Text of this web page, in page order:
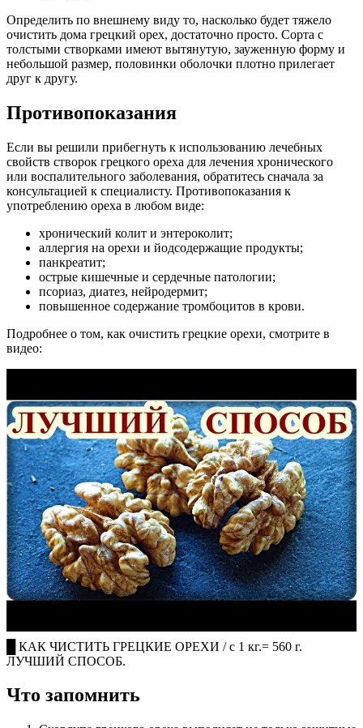
Определить по внешнему виду то, насколько будет тяжело
очистить дома грецкий орех, достаточно просто. Сорта с
толстыми створками имеют вытянутую, зауженную форму и
небольшой размер, половинки оболочки плотно прилегает
друг к другу.
Противопоказания
Если вы решили прибегнуть к использованию лечебных
свойств створок грецкого ореха для лечения хронического
или воспалительного заболевания, обратитесь сначала за
консультацией к специалисту. Противопоказания к
употреблению ореха в любом виде:
хронический колит и энтероколит;
аллергия на орехи и йодсодержащие продукты;
панкреатит;
острые кишечные и сердечные патологии;
псориаз, диатез, нейродермит;
повышенное содержание тромбоцитов в крови.
Подробнее о том, как очистить грецкие орехи, смотрите в
видео:
█ КАК ЧИСТИТЬ ГРЕЦКИЕ ОРЕХИ / с 1 кг.= 560 г.
ЛУЧШИЙ СПОСОБ.
Что запомнить